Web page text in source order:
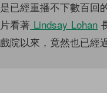
是已經重播不下數百回
片看著 Lindsay Lohan
戲院以來，竟然也已經